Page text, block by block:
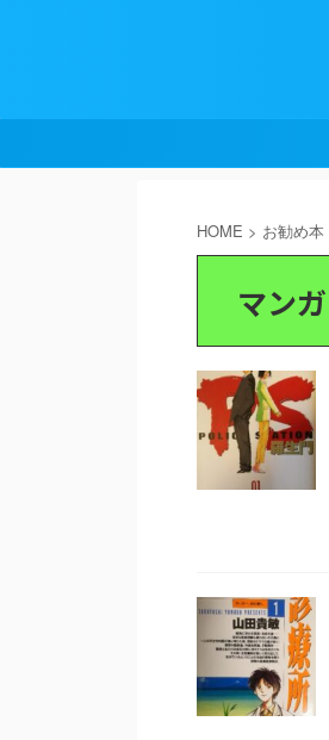
HOME > お勧め本
マンガ